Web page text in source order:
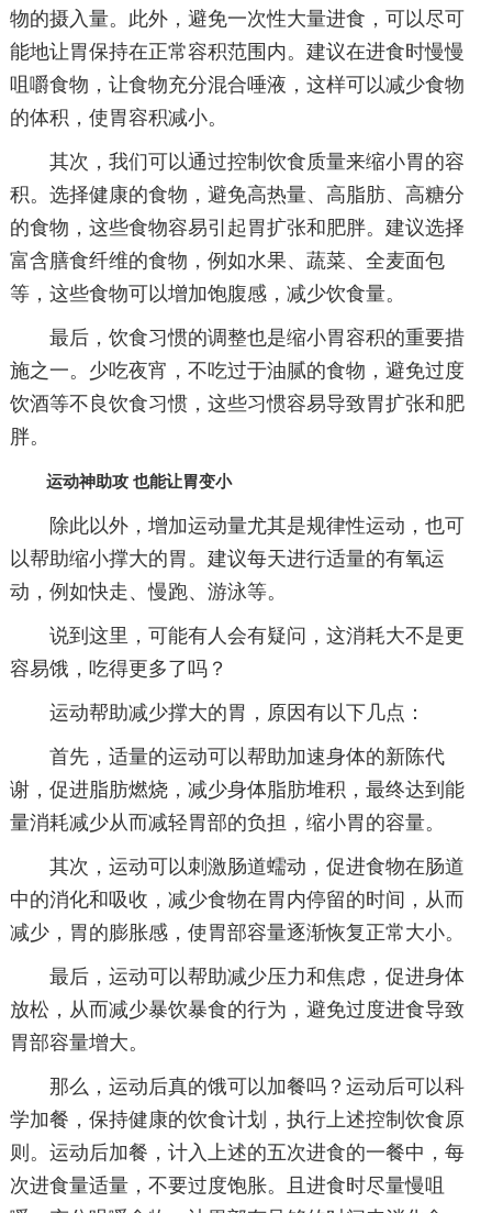
物的摄入量。此外，避免一次性大量进食，可以尽可
能地让胃保持在正常容积范围内。建议在进食时慢慢
咀嚼食物，让食物充分混合唾液，这样可以减少食物
的体积，使胃容积减小。
其次，我们可以通过控制饮食质量来缩小胃的容
积。选择健康的食物，避免高热量、高脂肪、高糖分
的食物，这些食物容易引起胃扩张和肥胖。建议选择
富含膳食纤维的食物，例如水果、蔬菜、全麦面包
等，这些食物可以增加饱腹感，减少饮食量。
最后，饮食习惯的调整也是缩小胃容积的重要措
施之一。少吃夜宵，不吃过于油腻的食物，避免过度
饮酒等不良饮食习惯，这些习惯容易导致胃扩张和肥
胖。
运动神助攻 也能让胃变小
除此以外，增加运动量尤其是规律性运动，也可
以帮助缩小撑大的胃。建议每天进行适量的有氧运
动，例如快走、慢跑、游泳等。
说到这里，可能有人会有疑问，这消耗大不是更
容易饿，吃得更多了吗？
运动帮助减少撑大的胃，原因有以下几点：
首先，适量的运动可以帮助加速身体的新陈代
谢，促进脂肪燃烧，减少身体脂肪堆积，最终达到能
量消耗减少从而减轻胃部的负担，缩小胃的容量。
其次，运动可以刺激肠道蠕动，促进食物在肠道
中的消化和吸收，减少食物在胃内停留的时间，从而
减少，胃的膨胀感，使胃部容量逐渐恢复正常大小。
最后，运动可以帮助减少压力和焦虑，促进身体
放松，从而减少暴饮暴食的行为，避免过度进食导致
胃部容量增大。
那么，运动后真的饿可以加餐吗？运动后可以科
学加餐，保持健康的饮食计划，执行上述控制饮食原
则。运动后加餐，计入上述的五次进食的一餐中，每
次进食量适量，不要过度饱胀。且进食时尽量慢咀